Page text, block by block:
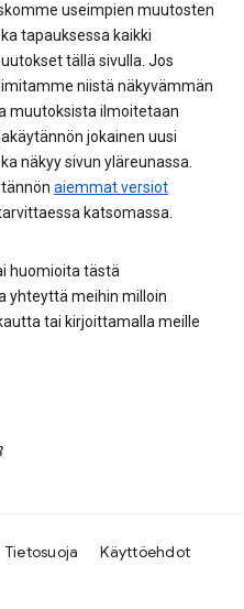
useimpien muutosten
tapauksessa kaikki
tällä sivulla. Jos
niistä näkyvämmän
muutoksista ilmoitetaan
jokainen uusi
näkyy sivun yläreunassa.
aiemmat versiot
katsomassa.
huomioita tästä
yhteyttä meihin milloin
tai kirjoittamalla meille
Tietosuoja Käyttöehdot